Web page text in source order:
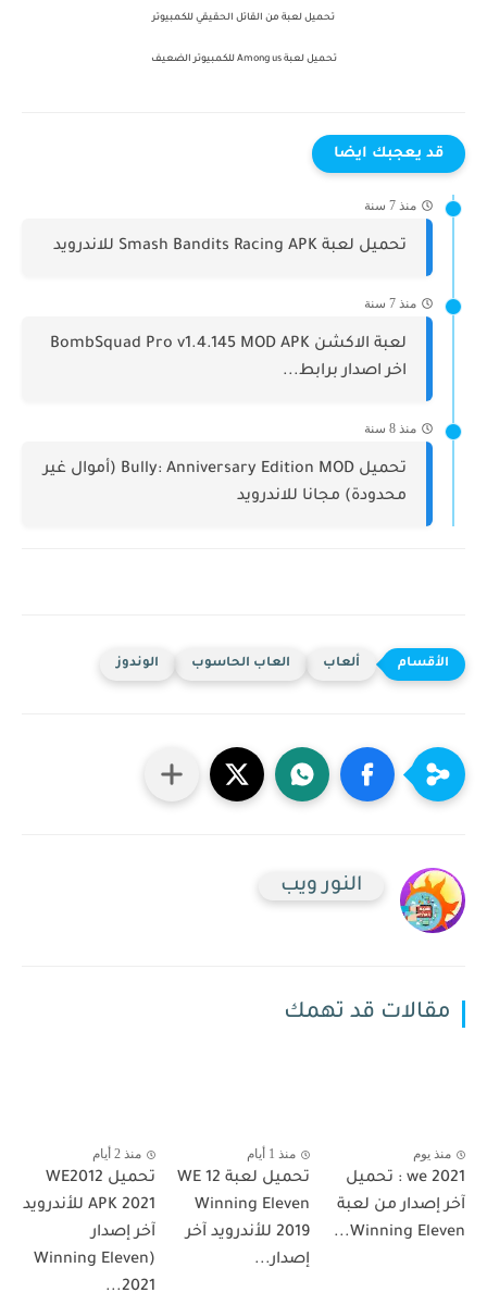
تحميل لعبة من القاتل الحقيقي للكمبيوتر
تحميل لعبة Among us للكمبيوتر الضعيف
قد يعجبك ايضا
منذ 7 سنة
تحميل لعبة Smash Bandits Racing APK للاندرويد
منذ 7 سنة
لعبة الاكشن BombSquad Pro v1.4.145 MOD APK
اخر اصدار برابط...
منذ 8 سنة
تحميل Bully: Anniversary Edition MOD (أموال غير
محدودة) مجانا للاندرويد
ألعاب العاب الحاسوب الوندوز
النور ويب
مقالات قد تهمك
منذ يوم
we 2021 : تحميل
آخر إصدار من لعبة
Winning Eleven...
منذ 1 أيام
تحميل لعبة WE 12
Winning Eleven
2019 للأندرويد آخر
إصدار...
منذ 2 أيام
تحميل WE2012
APK 2021 للأندرويد
آخر إصدار
(Winning Eleven
2021...